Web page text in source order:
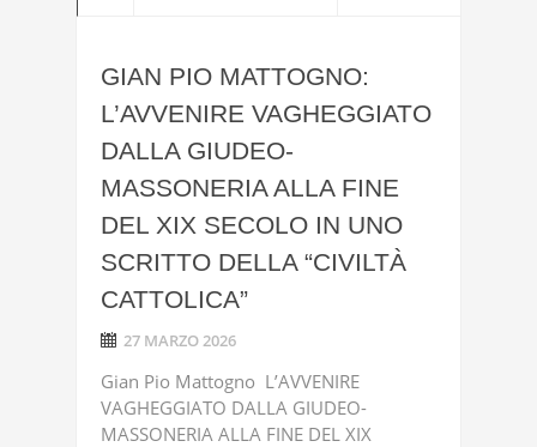
GIAN PIO MATTOGNO:
L’AVVENIRE VAGHEGGIATO
DALLA GIUDEO-
MASSONERIA ALLA FINE
DEL XIX SECOLO IN UNO
SCRITTO DELLA “CIVILTÀ
CATTOLICA”
27 MARZO 2026
Gian Pio Mattogno L’AVVENIRE
VAGHEGGIATO DALLA GIUDEO-
MASSONERIA ALLA FINE DEL XIX